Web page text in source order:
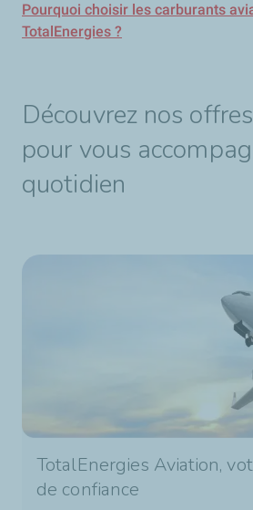
Pourquoi choisir les carburants
TotalEnergies ?
Découvrez nos
pour vous
quotidien
TotalEnergies Aviation,
de confiance